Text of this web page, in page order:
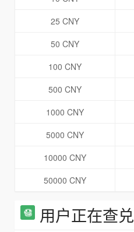
25 CNY
50 CNY
100 CNY
500 CNY
1000 CNY
5000 CNY
10000 CNY
50000 CNY
用户正在查兑